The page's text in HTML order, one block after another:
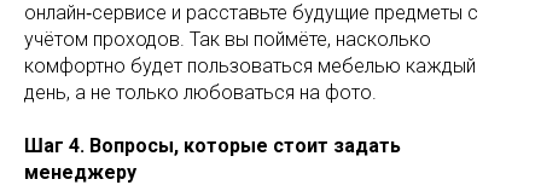
онлайн‑сервисе и расставьте будущие предметы с
учётом проходов. Так вы поймёте, насколько
комфортно будет пользоваться мебелью каждый
день, а не только любоваться на фото.
Шаг 4. Вопросы, которые стоит задать
менеджеру